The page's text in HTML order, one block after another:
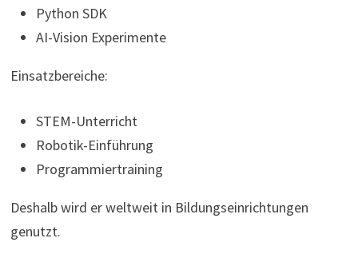
Python SDK
AI-Vision Experimente
Einsatzbereiche:
STEM-Unterricht
Robotik-Einführung
Programmiertraining
Deshalb wird er weltweit in Bildungseinrichtungen
genutzt.